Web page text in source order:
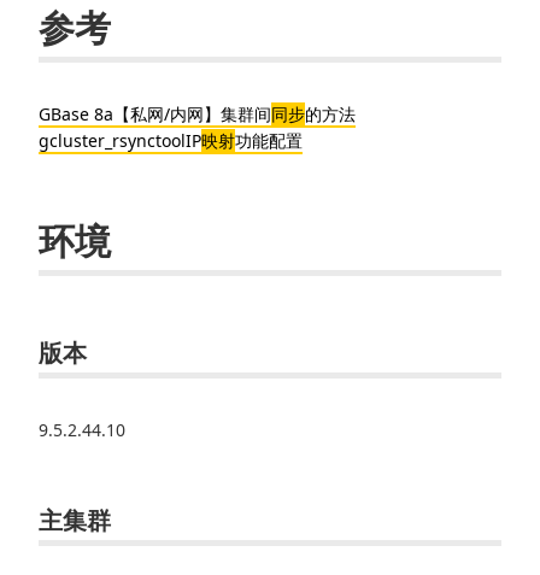
参考
GBase 8a【私网/内网】集群间同步的方法
gcluster_rsynctoolIP映射功能配置
环境
版本
9.5.2.44.10
主集群